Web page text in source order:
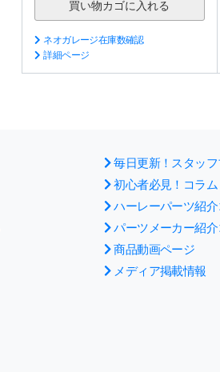
ネオガレージ在庫数確認
詳細ページ
毎日更新！スタッ
初心者必見！コラム
ハーレーパーツ紹
パーツメーカー紹
商品動画ページ
メディア掲載情報